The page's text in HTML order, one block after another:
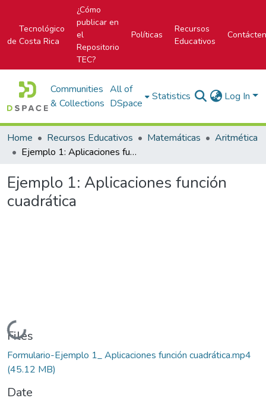
Tecnológico
de Costa Rica
¿Cómo
publicar en
el
Repositorio
TEC?
Políticas
Recursos
Educativos
Communities
& Collections
All of
DSpace
Statistics Log In
Home Recursos Educativos Matemáticas
Aritmética
Ejemplo 1: Aplicaciones función cuadrática
Ejemplo 1: Aplicaciones función
cuadrática
Loading...
Files
Formulario-Ejemplo 1_ Aplicaciones función cuadrática.mp4
(45.12 MB)
Date